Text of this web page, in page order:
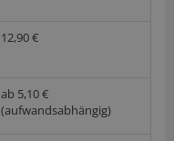
12,90 €
ab 5,10 €
(aufwandsabhängig)